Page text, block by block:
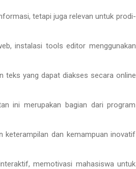
tetapi juga relevan untuk prodi-
instalasi tools editor menggunakan
teks yang dapat diakses secara online
ini merupakan bagian dari program
keterampilan dan kemampuan inovatif
memotivasi mahasiswa untuk